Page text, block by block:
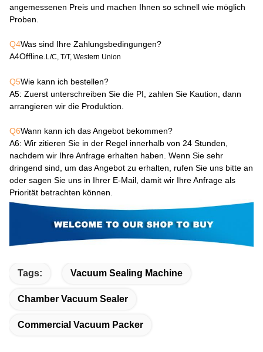
angemessenen Preis und machen Ihnen so schnell wie möglich
Proben.
Q4Was sind Ihre Zahlungsbedingungen?
A4Offline. L/C, T/T, Western Union
Q5Wie kann ich bestellen?
A5: Zuerst unterschreiben Sie die PI, zahlen Sie Kaution, dann
arrangieren wir die Produktion.
Q6Wann kann ich das Angebot bekommen?
A6: Wir zitieren Sie in der Regel innerhalb von 24 Stunden,
nachdem wir Ihre Anfrage erhalten haben. Wenn Sie sehr
dringend sind, um das Angebot zu erhalten, rufen Sie uns bitte an
oder sagen Sie uns in Ihrer E-Mail, damit wir Ihre Anfrage als
Priorität betrachten können.
Tags: Vacuum Sealing Machine
Chamber Vacuum Sealer
Commercial Vacuum Packer